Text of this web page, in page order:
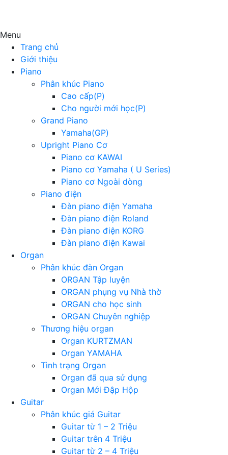
Menu
Trang chủ
Giới thiệu
Piano
Phân khúc Piano
Cao cấp(P)
Cho người mới học(P)
Grand Piano
Yamaha(GP)
Upright Piano Cơ
Piano cơ KAWAI
Piano cơ Yamaha ( U Series)
Piano cơ Ngoài dòng
Piano điện
Đàn piano điện Yamaha
Đàn piano điện Roland
Đàn piano điện KORG
Đàn piano điện Kawai
Organ
Phân khúc đàn Organ
ORGAN Tập luyện
ORGAN phụng vụ Nhà thờ
ORGAN cho học sinh
ORGAN Chuyên nghiệp
Thương hiệu organ
Organ KURTZMAN
Organ YAMAHA
Tình trạng Organ
Organ đã qua sử dụng
Organ Mới Đập Hộp
Guitar
Phân khúc giá Guitar
Guitar từ 1 – 2 Triệu
Guitar trên 4 Triệu
Guitar từ 2 – 4 Triệu